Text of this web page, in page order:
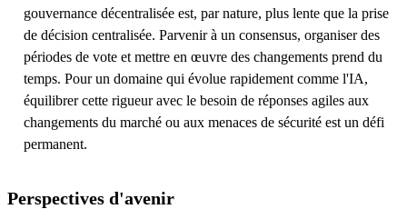
gouvernance décentralisée est, par nature, plus lente que la prise
de décision centralisée. Parvenir à un consensus, organiser des
périodes de vote et mettre en œuvre des changements prend du
temps. Pour un domaine qui évolue rapidement comme l'IA,
équilibrer cette rigueur avec le besoin de réponses agiles aux
changements du marché ou aux menaces de sécurité est un défi
permanent.
Perspectives d'avenir